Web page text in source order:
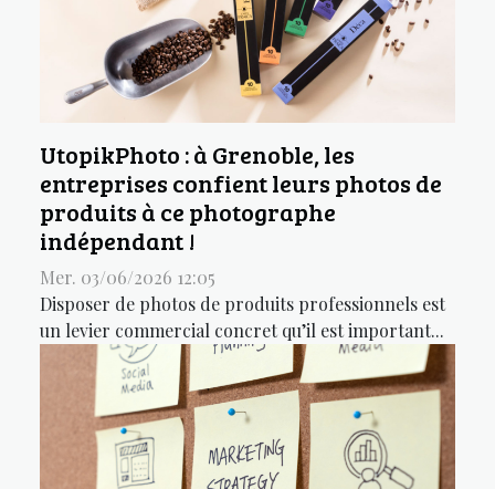
UtopikPhoto : à Grenoble, les
entreprises confient leurs photos de
produits à ce photographe
indépendant !
Mer. 03/06/2026 12:05
Disposer de photos de produits professionnels est
un levier commercial concret qu’il est important...